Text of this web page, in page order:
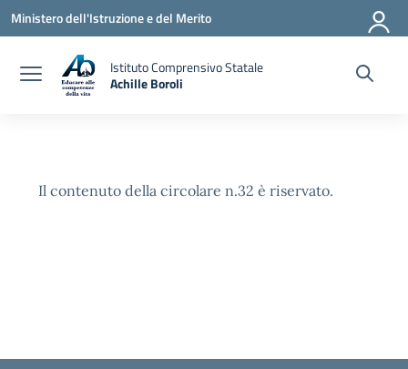
Vai ai contenuti
Vai al menu di navigazione
Vai al footer
Ministero dell'Istruzione e del Merito
Istituto Comprensivo Statale
Achille Boroli
Il contenuto della circolare n.32 è riservato.